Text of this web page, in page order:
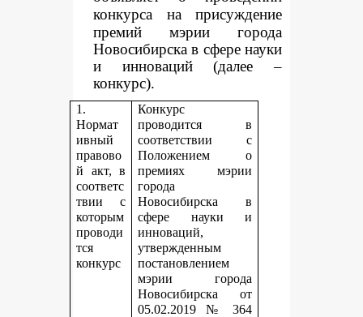
конкурса на присуждение
премий мэрии города
Новосибирска в сфере науки
и инноваций (далее –
конкурс).
1.
Нормат
ивный
правово
й акт, в
соответс
твии с
которым
проводи
тся
конкурс
Конкурс
проводится в
соответствии с
Положением о
премиях мэрии
города
Новосибирска в
сфере науки и
инноваций,
утвержденным
постановлением
мэрии города
Новосибирска от
05.02.2019 № 364